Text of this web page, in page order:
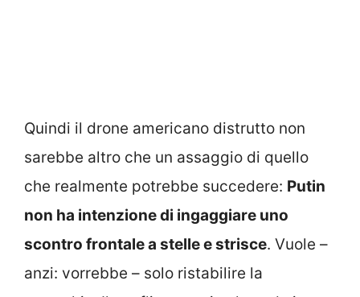
Quindi il drone americano distrutto non
sarebbe altro che un assaggio di quello
che realmente potrebbe succedere: Putin
non ha intenzione di ingaggiare uno
scontro frontale a stelle e strisce. Vuole –
anzi: vorrebbe – solo ristabilire la